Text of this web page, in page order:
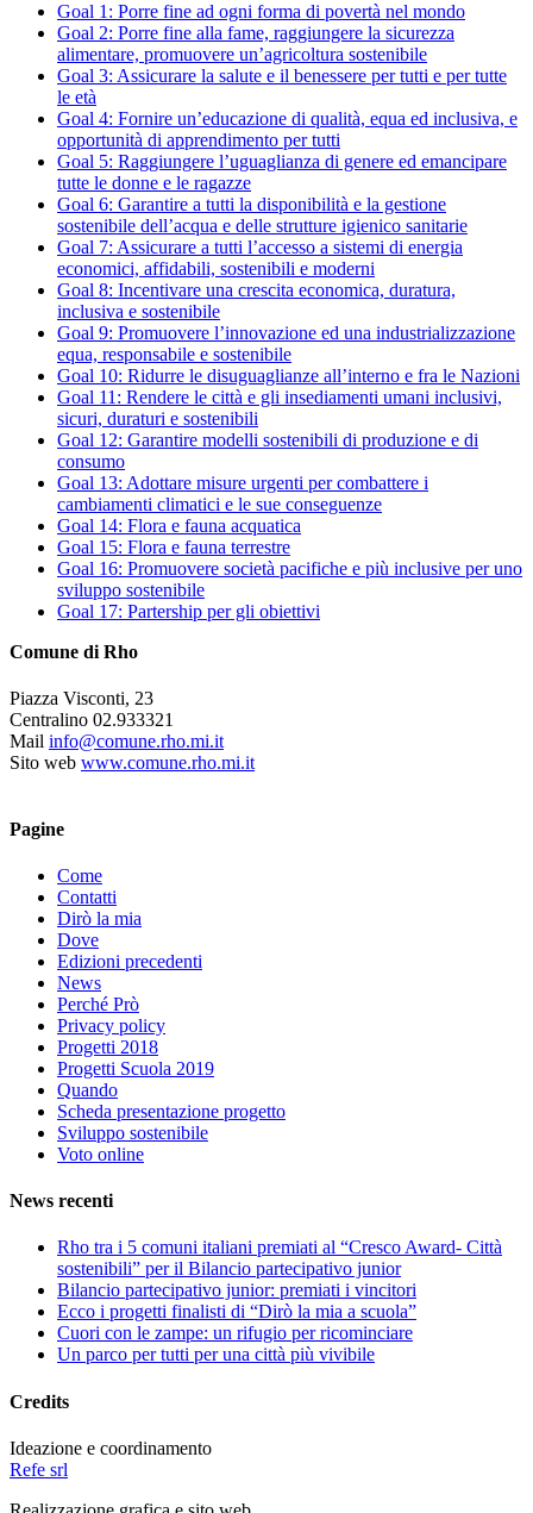
Goal 1: Porre fine ad ogni forma di povertà nel mondo
Goal 2: Porre fine alla fame, raggiungere la sicurezza
alimentare, promuovere un’agricoltura sostenibile
Goal 3: Assicurare la salute e il benessere per tutti e per tutte
le età
Goal 4: Fornire un’educazione di qualità, equa ed inclusiva, e
opportunità di apprendimento per tutti
Goal 5: Raggiungere l’uguaglianza di genere ed emancipare
tutte le donne e le ragazze
Goal 6: Garantire a tutti la disponibilità e la gestione
sostenibile dell’acqua e delle strutture igienico sanitarie
Goal 7: Assicurare a tutti l’accesso a sistemi di energia
economici, affidabili, sostenibili e moderni
Goal 8: Incentivare una crescita economica, duratura,
inclusiva e sostenibile
Goal 9: Promuovere l’innovazione ed una industrializzazione
equa, responsabile e sostenibile
Goal 10: Ridurre le disuguaglianze all’interno e fra le Nazioni
Goal 11: Rendere le città e gli insediamenti umani inclusivi,
sicuri, duraturi e sostenibili
Goal 12: Garantire modelli sostenibili di produzione e di
consumo
Goal 13: Adottare misure urgenti per combattere i
cambiamenti climatici e le sue conseguenze
Goal 14: Flora e fauna acquatica
Goal 15: Flora e fauna terrestre
Goal 16: Promuovere società pacifiche e più inclusive per uno
sviluppo sostenibile
Goal 17: Partership per gli obiettivi
Comune di Rho
Piazza Visconti, 23
Centralino 02.933321
Mail info@comune.rho.mi.it
Sito web www.comune.rho.mi.it
Pagine
Come
Contatti
Dirò la mia
Dove
Edizioni precedenti
News
Perché Prò
Privacy policy
Progetti 2018
Progetti Scuola 2019
Quando
Scheda presentazione progetto
Sviluppo sostenibile
Voto online
News recenti
Rho tra i 5 comuni italiani premiati al “Cresco Award- Città
sostenibili” per il Bilancio partecipativo junior
Bilancio partecipativo junior: premiati i vincitori
Ecco i progetti finalisti di “Dirò la mia a scuola”
Cuori con le zampe: un rifugio per ricominciare
Un parco per tutti per una città più vivibile
Credits
Ideazione e coordinamento
Refe srl